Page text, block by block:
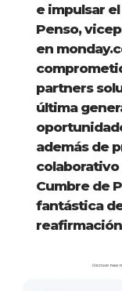
e impulsar
Penso,
en
partners
última
además de
colaborativo
Cumbre de
fantástica